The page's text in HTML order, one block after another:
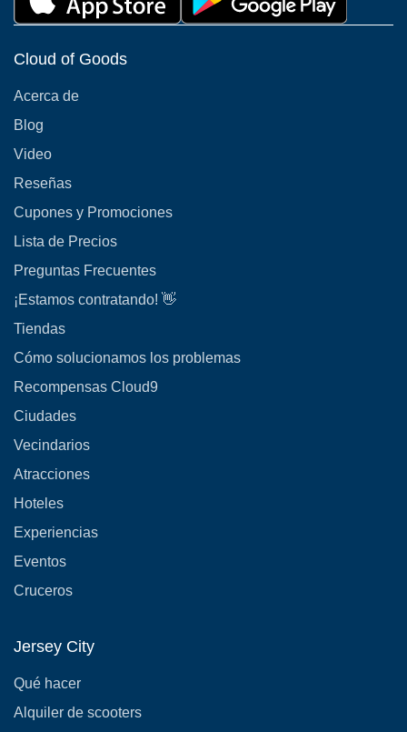
Cloud of Goods
Acerca de
Blog
Video
Reseñas
Cupones y Promociones
Lista de Precios
Preguntas Frecuentes
¡Estamos contratando! 👋
Tiendas
Cómo solucionamos los problemas
Recompensas Cloud9
Ciudades
Vecindarios
Atracciones
Hoteles
Experiencias
Eventos
Cruceros
Jersey City
Qué hacer
Alquiler de scooters